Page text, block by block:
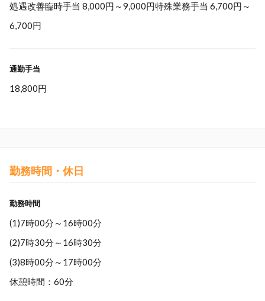
処遇改善臨時手当 8,000円～9,000円特殊業務手当 6,700円～
6,700円
通勤手当
18,800円
勤務時間・休日
勤務時間
(1)7時00分～16時00分
(2)7時30分～16時30分
(3)8時00分～17時00分
休憩時間：60分